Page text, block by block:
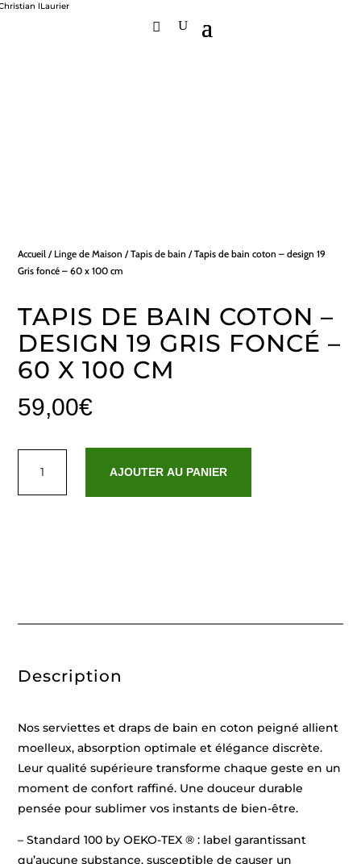
Accueil / Linge de Maison /Tapis de bain / Tapis de bain coton – design 19
Gris foncé – 60 x 100 cm
TAPIS DE BAIN COTON –
DESIGN 19 GRIS FONCÉ –
60 X 100 CM
59,00€
100
AJOUTER AU PANIER
Description
Nos serviettes et draps de bain en coton peigné allient
moelleux, absorption optimale et élégance discrète.
Leur qualité supérieure transforme chaque geste en un
moment de confort raffiné. Une douceur durable
pensée pour sublimer vos instants de bien-être.
– Standard 100 by OEKO-TEX ® : label garantissant
qu’aucune substance, susceptible de causer un